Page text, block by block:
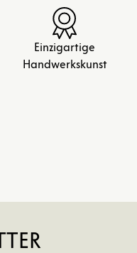
Einzigartige
Handwerkskunst